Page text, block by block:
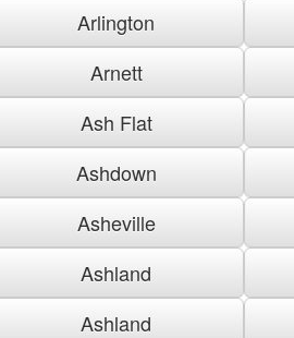
Arlington
Arnett
Ash Flat
Ashdown
Asheville
Ashland
Ashland